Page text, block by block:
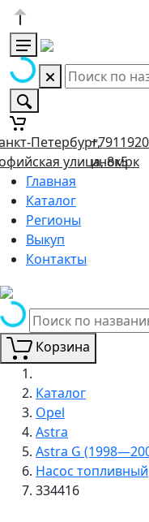
Петербург,
улица, 8к5
иномрк
Главная
Каталог
Регионы
Выкуп
Контакты
Корзина
Каталог
Opel
Astra
Astra G
Насос топливный
334416